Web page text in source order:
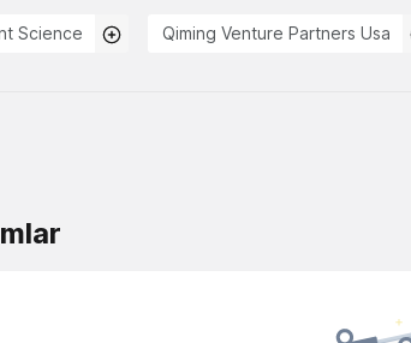
Science Qiming Venture Partners Usa